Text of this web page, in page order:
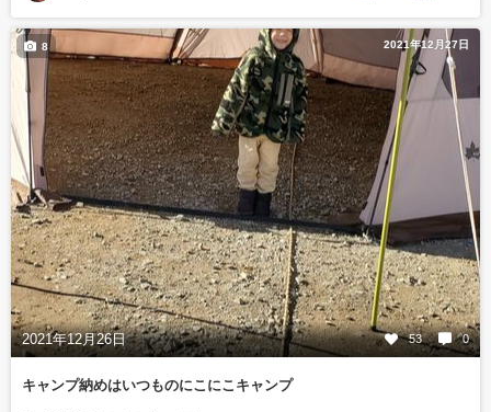
2021年12月27日
2021年12月26日 53 0
8
キャンプ納めはいつものにこにこキャンプ